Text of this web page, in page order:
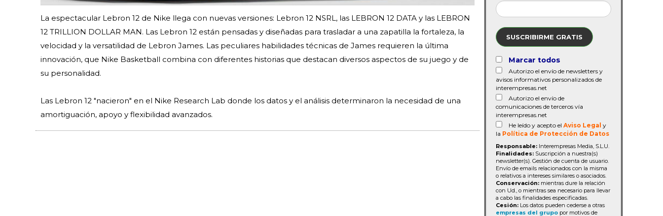
La espectacular Lebron 12 de Nike llega con nuevas versiones: Lebron 12 NSRL, las LEBRON 12 DATA y las LEBRON
12 TRILLION DOLLAR MAN. Las Lebron 12 están pensadas y diseñadas para trasladar a una zapatilla la fortaleza, la
velocidad y la versatilidad de Lebron James. Las peculiares habilidades técnicas de James requieren la última
innovación, que Nike Basketball combina con diferentes historias que destacan diversos aspectos de su juego y de
su personalidad.
Las Lebron 12 "nacieron" en el Nike Research Lab donde los datos y el análisis determinaron la necesidad de una
amortiguación, apoyo y flexibilidad avanzados.
SUSCRIBIRME GRATIS
Marcar todos
Autorizo el envío de newsletters y
avisos informativos personalizados de
interempresas.net
Autorizo el envío de
comunicaciones de terceros vía
interempresas.net
He leído y acepto el Aviso Legal y
la Política de Protección de Datos
Responsable: Interempresas Media, S.L.U.
Finalidades: Suscripción a nuestra(s)
newsletter(s). Gestión de cuenta de usuario.
Envío de emails relacionados con la misma
o relativos a intereses similares o asociados.
Conservación: mientras dure la relación
con Ud., o mientras sea necesario para llevar
a cabo las finalidades especificadas.
Cesión: Los datos pueden cederse a otras
empresas del grupo por motivos de